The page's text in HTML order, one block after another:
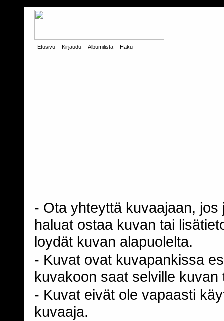
Etusivu Kirjaudu Albumilista Haku
- Ota yhteyttä kuvaajaan,
haluat ostaa kuvan tai
loydät kuvan alapuolelta.
- Kuvat ovat kuvapankissa
kuvakoon saat selville
- Kuvat eivät ole vapaasti
kuvaaja.